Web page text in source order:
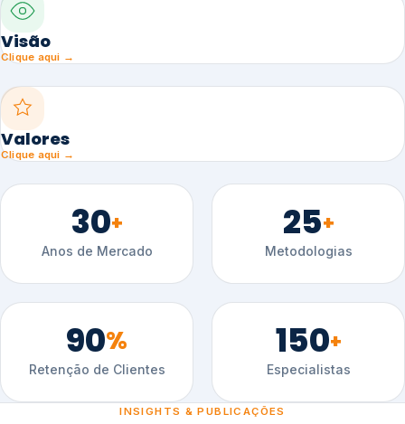
Visão
Clique aqui →
Valores
Clique aqui →
30+
Anos de Mercado
25+
Metodologias
90%
Retenção de Clientes
150+
Especialistas
INSIGHTS & PUBLICAÇÕES